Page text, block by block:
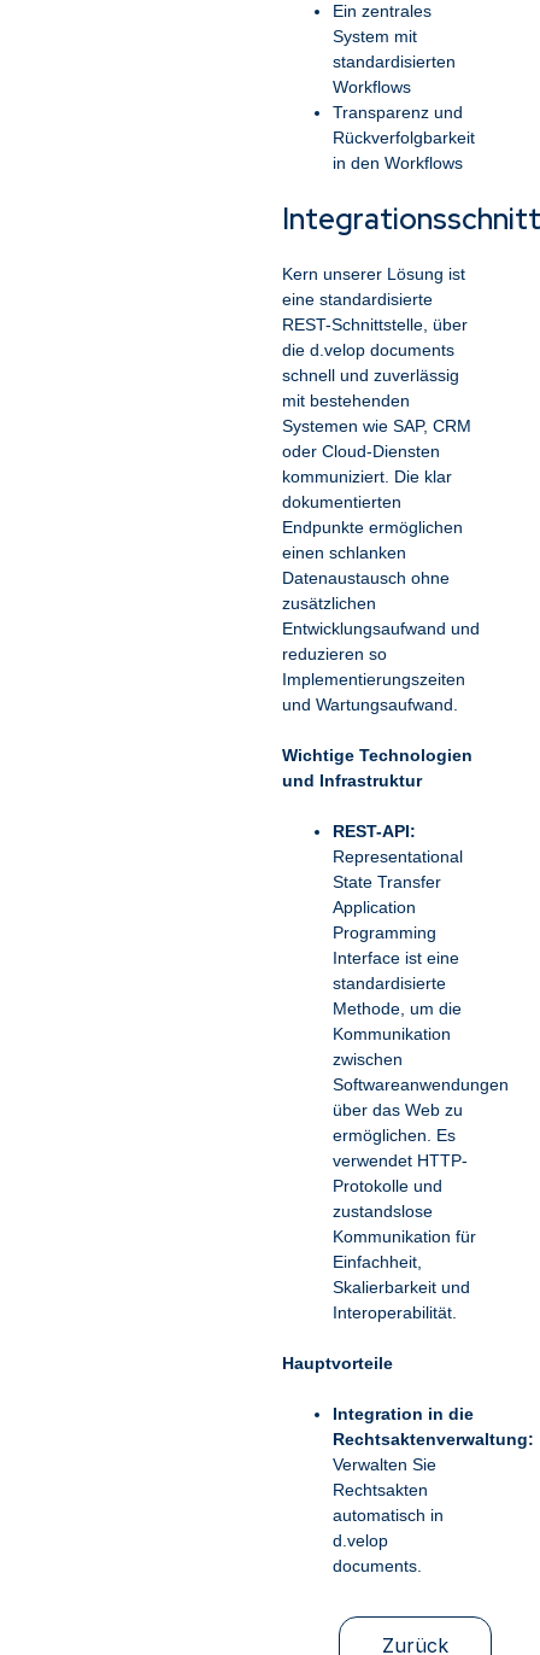
Ein zentrales
System mit
standardisierten
Workflows
Transparenz und
Rückverfolgbarkeit
in den Workflows
Kern unserer Lösung ist
eine standardisierte
REST-Schnittstelle, über
die d.velop documents
schnell und zuverlässig
mit bestehenden
Systemen wie SAP, CRM
oder Cloud-Diensten
kommuniziert. Die klar
dokumentierten
Endpunkte ermöglichen
einen schlanken
Datenaustausch ohne
zusätzlichen
Entwicklungsaufwand und
reduzieren so
Implementierungszeiten
und Wartungsaufwand.
Wichtige Technologien
und Infrastruktur
REST-API:
Representational
State Transfer
Application
Programming
Interface ist eine
standardisierte
Methode, um die
Kommunikation
zwischen
Softwareanwendungen
über das Web zu
ermöglichen. Es
verwendet HTTP-
Protokolle und
zustandslose
Kommunikation für
Einfachheit,
Skalierbarkeit und
Interoperabilität.
Hauptvorteile
Integration in die
Rechtsaktenverwaltung:
Verwalten Sie
Rechtsakten
automatisch in
d.velop
documents.
Zurück